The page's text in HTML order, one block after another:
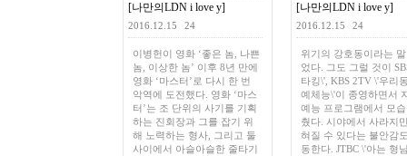
[나만의LDN i love y]
2016.12.15 24
이병헌이 영화 ‘좋은 놈, 나쁜
놈, 이상한 놈’ 이후 8년 만에
영화 ‘마스터’로 다시 한 번
악역에 도전했다. 영화 ‘마스
터’는 조 단위의 사기를 기획
하는 진회장과 그를 잡기 위
해 노력하는 형사, 그리고 둘
사이에서 아슬아슬한 줄타기
[나만의LDN i love y]
2016.12.15 24
위기의 강호동이라는
었다. 그도 그럴 것이
타킹\', KBS 2TV \'우리
예체능\'이 종영하면서
예능 프로그램에서 모
췄다. 시야에서 사라지
혀질 수 있다는 불안감
동한다. JTBC \'아는 형